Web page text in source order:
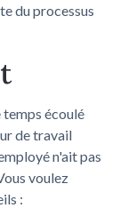
du processus
temps écoulé
de travail
n'ait pas
voulez
: